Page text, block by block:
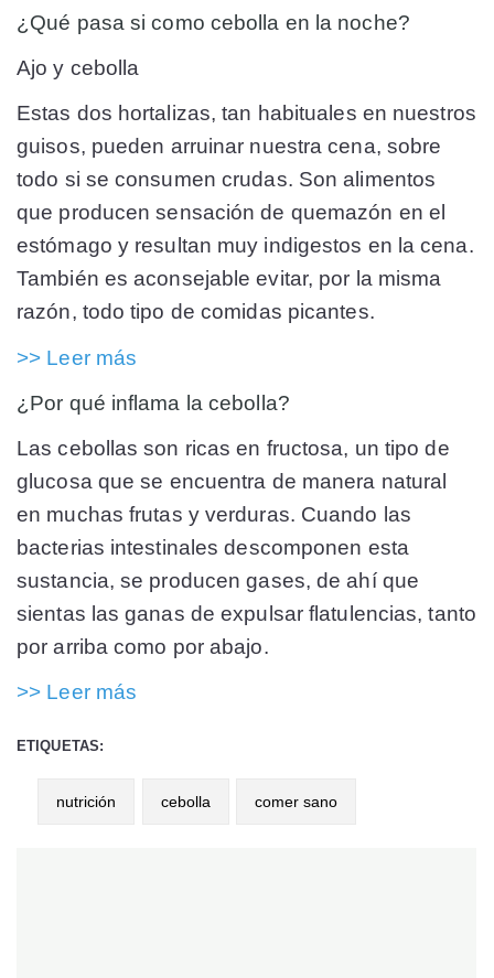
¿Qué pasa si como cebolla en la noche?
Ajo y cebolla
Estas dos hortalizas, tan habituales en nuestros
guisos, pueden arruinar nuestra cena, sobre
todo si se consumen crudas. Son alimentos
que producen sensación de quemazón en el
estómago y resultan muy indigestos en la cena.
También es aconsejable evitar, por la misma
razón, todo tipo de comidas picantes.
>> Leer más
¿Por qué inflama la cebolla?
Las cebollas son ricas en fructosa, un tipo de
glucosa que se encuentra de manera natural
en muchas frutas y verduras. Cuando las
bacterias intestinales descomponen esta
sustancia, se producen gases, de ahí que
sientas las ganas de expulsar flatulencias, tanto
por arriba como por abajo.
>> Leer más
ETIQUETAS:
nutrición cebolla comer sano